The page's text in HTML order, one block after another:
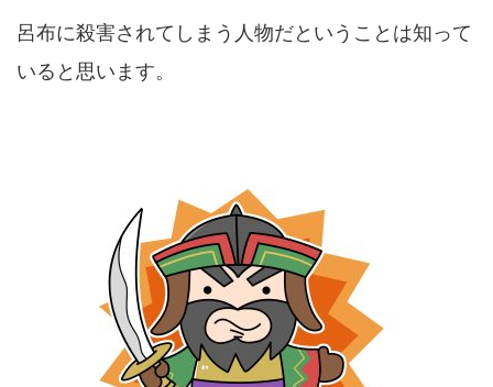
呂布に殺害されてしまう人物だということは知って
いると思います。